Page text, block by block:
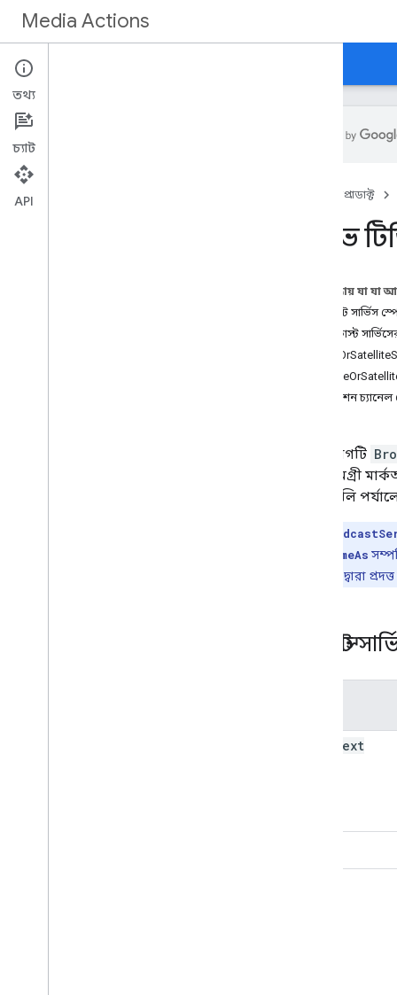
Media Actions
ওভারভিউ
প্রোডাক্ট
লাইভ
এই পৃষ্ঠায় যা যা
ব্রডকাস্ট সার্ভিস
ব্রডকাস্ট
টেলিভিশন
এই বিভাগটি
জন্য সামগ্রী
ধারণাগুলি
sameAs
(এবং নেটওয়ার্ক দ্বারা
ব্রডকাস্ট
@context
তথ্য
চ্যাট
API